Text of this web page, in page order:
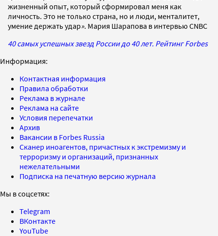
жизненный опыт, который сформировал меня как
личность. Это не только страна, но и люди, менталитет,
умение держать удар». Мария Шарапова в интервью CNBC
40 самых успешных звезд России до 40 лет. Рейтинг Forbes
Информация:
Контактная информация
Правила обработки
Реклама в журнале
Реклама на сайте
Условия перепечатки
Архив
Вакансии в Forbes Russia
Сканер иноагентов, причастных к экстремизму и
терроризму и организаций, признанных
нежелательными
Подписка на печатную версию журнала
Мы в соцсетях:
Telegram
ВКонтакте
YouTube